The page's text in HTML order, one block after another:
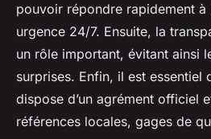
pouvoir répondre rapidement à
urgence 24/7. Ensuite, la
un rôle important, évitant ainsi
surprises. Enfin, il est essentiel
dispose d’un agrément officiel
références locales, gages de